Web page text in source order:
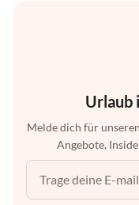
Urlaub
Melde dich für
Angebote,